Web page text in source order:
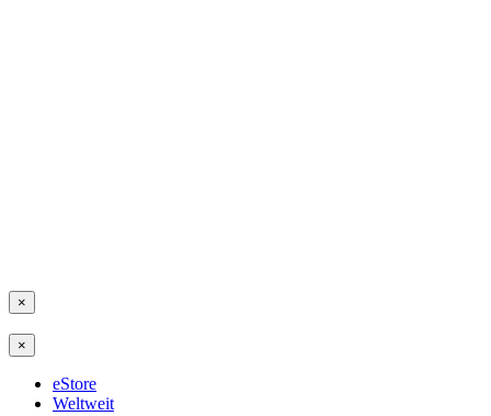
×
×
eStore
Weltweit